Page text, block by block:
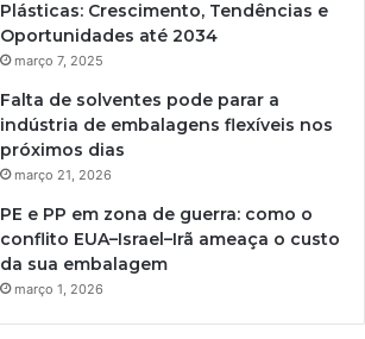
Plásticas: Crescimento, Tendências e
Oportunidades até 2034
março 7, 2025
Falta de solventes pode parar a
indústria de embalagens flexíveis nos
próximos dias
março 21, 2026
PE e PP em zona de guerra: como o
conflito EUA–Israel–Irã ameaça o custo
da sua embalagem
março 1, 2026